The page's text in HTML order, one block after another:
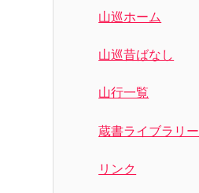
山巡ホーム
山巡昔ばなし
山行一覧
蔵書ライブラリー
リンク